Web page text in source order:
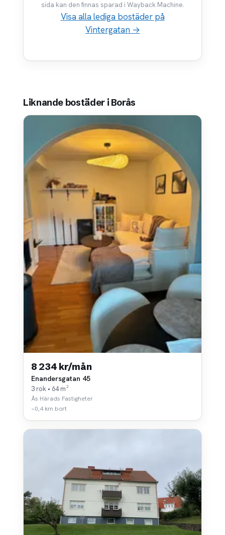
sida kan den finnas sparad i Wayback Machine.
Visa alla lediga bostäder på
Vintergatan →
Liknande bostäder i Borås
8 234 kr/mån
Enandersgatan 45
3 rok • 64 m²
Ås Härads Fastigheter
~0,4 km bort